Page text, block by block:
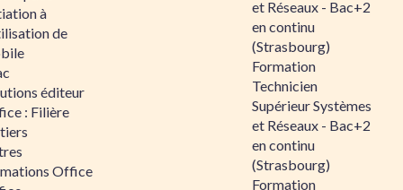
à
de
éditeur
: Filière
Office
et Réseaux - Bac+2
en continu
(Strasbourg)
Formation
Technicien
Supérieur Systèmes
et Réseaux - Bac+2
en continu
(Strasbourg)
Formation